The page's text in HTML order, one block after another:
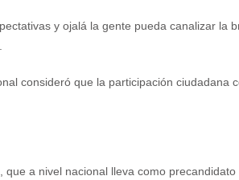
y ojalá la gente pueda canalizar la
consideró que la participación ciudadana
que a nivel nacional lleva como